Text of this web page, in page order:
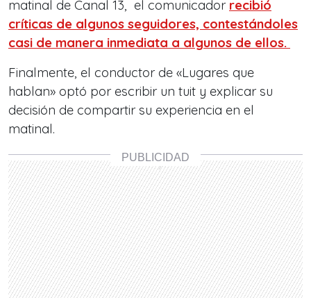
matinal de Canal 13, el comunicador recibió
críticas de algunos seguidores, contestándoles
casi de manera inmediata a algunos de ellos.
Finalmente, el conductor de «Lugares que
hablan» optó por escribir un tuit y explicar su
decisión de compartir su experiencia en el
matinal.